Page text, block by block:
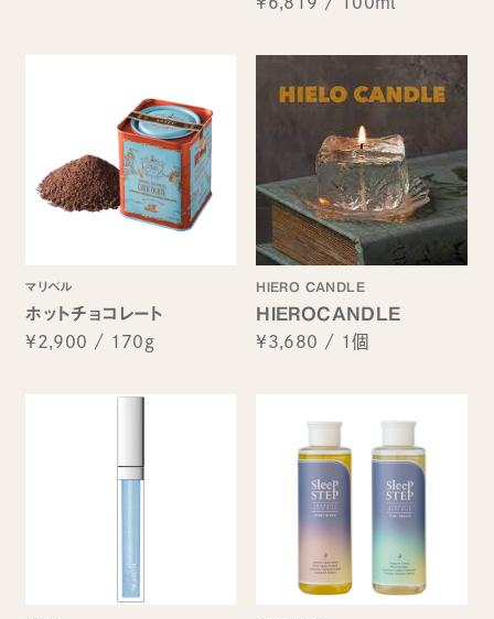
マリベル
ホットチョコレート
¥2,900 / 170g
HIERO CANDLE
HIEROCANDLE
¥3,680 / 1個